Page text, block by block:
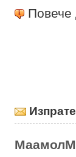
Повече